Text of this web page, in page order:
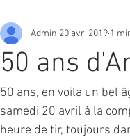
50 ans
Admin 20 avr. 2019 1
50 ans, en voila un bel
samedi 20 avril à la
heure de tir, toujours